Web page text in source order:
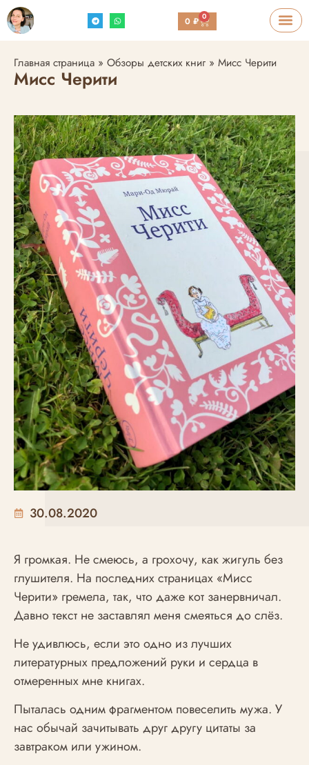
0₽ 0
Главная страница » Обзоры детских книг » Мисс Черити
Мисс Черити
30.08.2020
Я громкая. Не смеюсь, а грохочу, как жигуль без
глушителя. На последних страницах «Мисс
Черити» гремела, так, что даже кот занервничал.
Давно текст не заставлял меня смеяться до слёз.
Не удивлюсь, если это одно из лучших
литературных предложений руки и сердца в
отмеренных мне книгах.
Пыталась одним фрагментом повеселить мужа. У
нас обычай зачитывать друг другу цитаты за
завтраком или ужином.